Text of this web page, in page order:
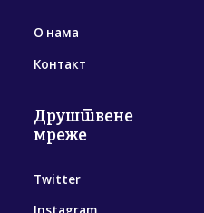
О нама
Контакт
Друштвене
мреже
Twitter